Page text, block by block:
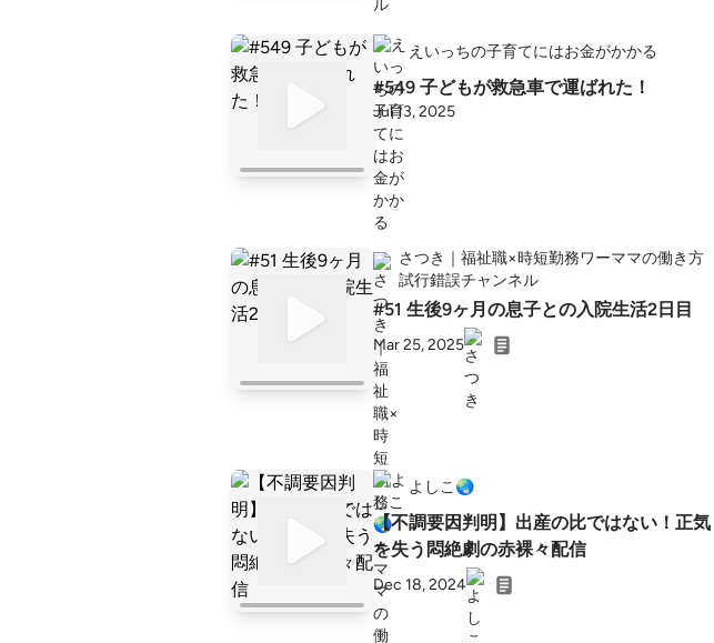
えいっちの子育てにはお金がかかる
#549 子どもが救急車で運ばれた！
Jul 13, 2025
さつき｜福祉職×時短勤務ワーママの働き方
試行錯誤チャンネル
#51 生後9ヶ月の息子との入院生活2日目
Mar 25, 2025
よしこ🌏
【不調要因判明】出産の比ではない！正気
を失う悶絶劇の赤裸々配信
Dec 18, 2024